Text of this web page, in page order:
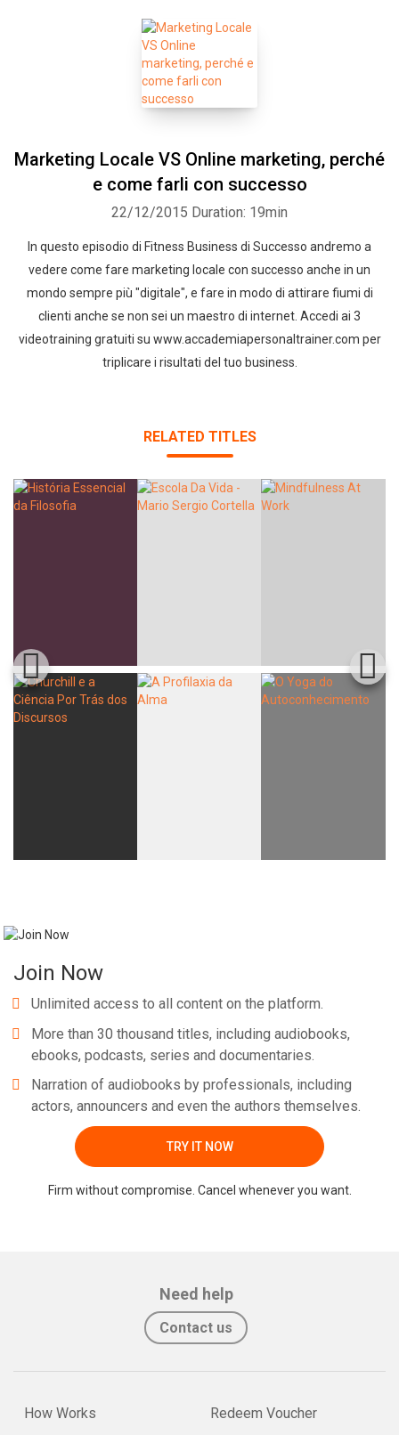
Marketing Locale VS Online marketing, perché
e come farli con successo
22/12/2015 Duration: 19min
In questo episodio di Fitness Business di Successo andremo a
vedere come fare marketing locale con successo anche in un
mondo sempre più "digitale", e fare in modo di attirare fiumi di
clienti anche se non sei un maestro di internet. Accedi ai 3
videotraining gratuiti su www.accademiapersonaltrainer.com per
triplicare i risultati del tuo business.
RELATED TITLES
Join Now
Unlimited access to all content on the platform.
More than 30 thousand titles, including audiobooks,
ebooks, podcasts, series and documentaries.
Narration of audiobooks by professionals, including
actors, announcers and even the authors themselves.
TRY IT NOW
Firm without compromise. Cancel whenever you want.
Need help
Contact us
How Works Redeem Voucher
Whatsapp Facebook Twitter E-mail